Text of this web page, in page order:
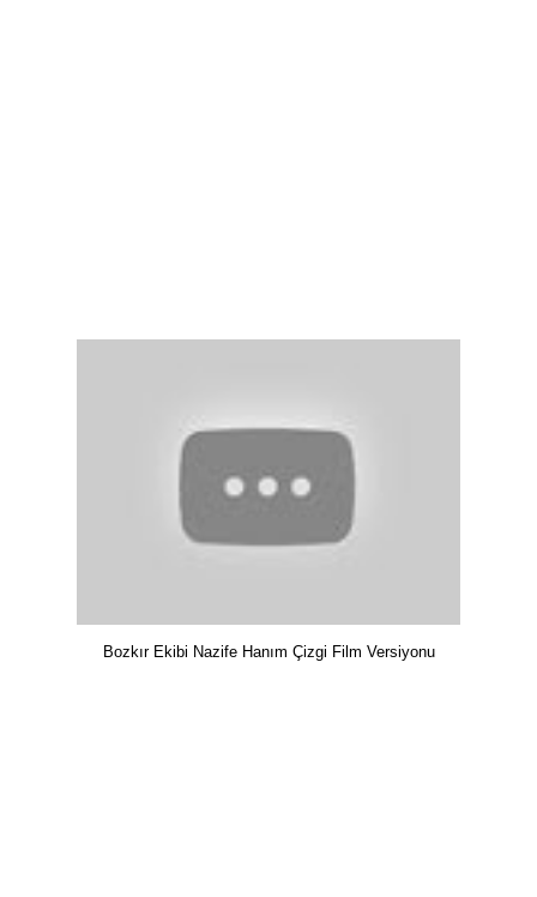
Bozkır Ekibi Nazife Hanım Çizgi Film Versiyonu